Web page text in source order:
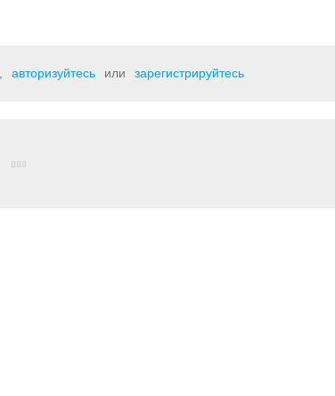
авторизуйтесь или зарегистрируйтесь